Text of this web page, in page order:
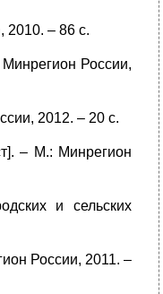
– 86 с.
России,
2012. – 20 с.
– М.: Минрегион
и сельских
России, 2011. –